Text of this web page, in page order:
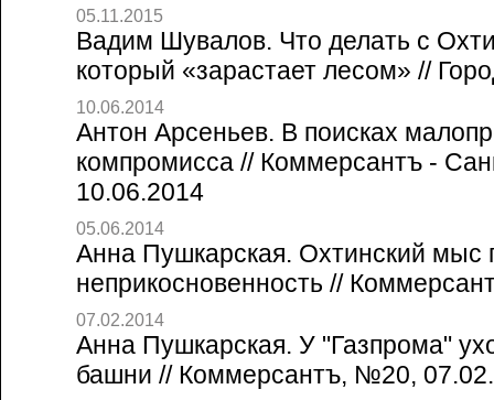
05.11.2015
Вадим Шувалов. Что делать с
который «зарастает лесом» //
10.06.2014
Антон Арсеньев. В поисках
компромисса // Коммерсантъ -
10.06.2014
05.06.2014
Анна Пушкарская. Охтинский мыс
неприкосновенность //
07.02.2014
Анна Пушкарская. У "Газпрома"
башни // Коммерсантъ, №20,